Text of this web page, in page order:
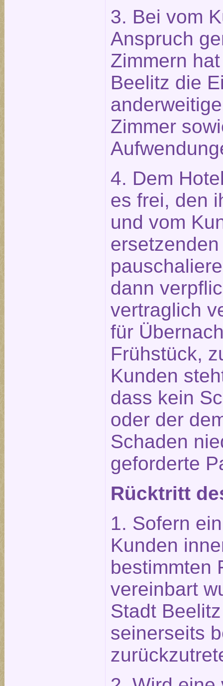
3. Bei vom
Anspruch
Zimmern
Beelitz die
Zimmer
4. Dem
es frei, den
und vom
dann
vertraglich
für
Frühstück,
Kunden
dass kein
oder der
Schaden
geforderte
Rücktritt
1. Sofern
Kunden
bestimmten
vereinbart
Stadt
seinerseits